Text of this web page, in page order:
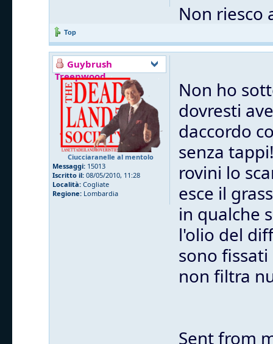
Non riesco
Top
Guybrush
Treepwood
Ciucciaranelle al mentolo
Messaggi: 15013
Iscritto il: 08/05/2010, 11:28
Località: Cogliate
Regione: Lombardia
Non ho
dovresti
daccordo
senza
rovini lo
esce il
in qualche
l'olio del
sono
non filtra
Sent from